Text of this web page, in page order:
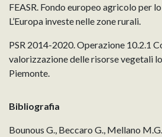
FEASR. Fondo europeo agricolo per
L’Europa investe nelle zone rurali.
PSR 2014-2020. Operazione 10.2.1
valorizzazione delle risorse vegetali
Piemonte.
Bibliografia
Bounous G., Beccaro G., Mellano